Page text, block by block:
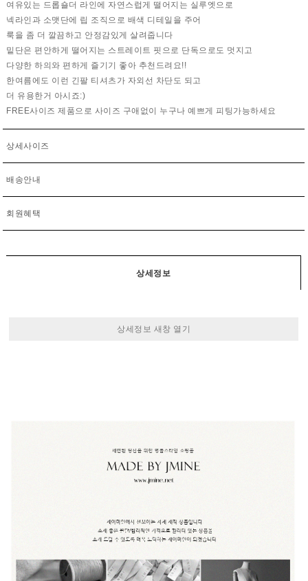
여유있는 드롭숄더 라인에 자연스럽게 떨어지는 실루엣으로
넥라인과 소맷단에 립 조직으로 배색 디테일을 주어
룩을 좀 더 깔끔하고 안정감있게 살려줍니다
밑단은 편안하게 떨어지는 스트레이트 핏으로 단독으로도 멋지고
다양한 하의와 편하게 즐기기 좋아 추천드려요!!
한여름에도 이런 긴팔 티셔츠가 자외선 차단도 되고
더 유용한거 아시죠:)
FREE사이즈 제품으로 사이즈 구애없이 누구나 예쁘게 피팅가능하세요
상세사이즈
배송안내
회원혜택
상세정보
상세정보 새창 열기